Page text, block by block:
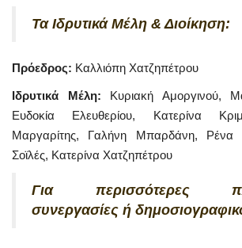
Τα Ιδρυτικά Μέλη & Διοίκηση:
Πρόεδρος: Καλλιόπη Χατζηπέτρου
Ιδρυτικά Μέλη: Κυριακή Αμοργινού,
Ευδοκία Ελευθερίου, Κατερίνα
Μαργαρίτης, Γαλήνη Μπαρδάνη, Ρένα
Σοϊλές, Κατερίνα Χατζηπέτρου
Για περισσότερες
συνεργασίες ή